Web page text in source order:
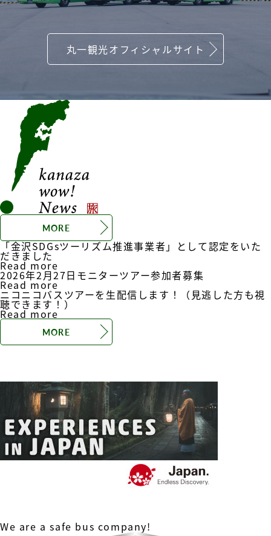
丸一観光オフィシャルサイト
MORE
「金沢SDGsツーリズム推進事業者」として認定をいた
だきました
Read more
2026年2月27日モニターツアー参加者募集
Read more
ニコニコバスツアーを生配信します！（見逃した方も視
聴できます！）
Read more
MORE
We are a safe bus company!